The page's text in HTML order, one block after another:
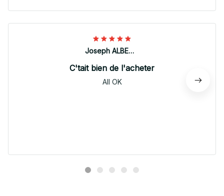
Joseph ALBERTINI
C'tait bien de l'acheter
All OK